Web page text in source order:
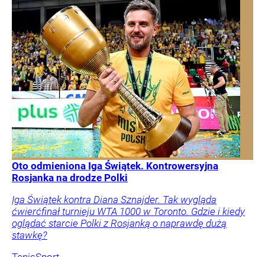
Oto odmieniona Iga Świątek. Kontrowersyjna
Rosjanka na drodze Polki
Iga Świątek kontra Diana Sznajder. Tak wygląda
ćwierćfinał turnieju WTA 1000 w Toronto. Gdzie i kiedy
oglądać starcie Polki z Rosjanką o naprawdę dużą
stawkę?